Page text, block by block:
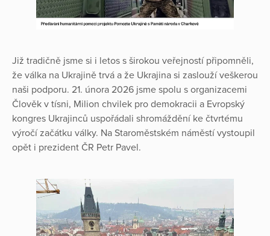
Již tradičně jsme si i letos s širokou veřejností připomněli,
že válka na Ukrajině trvá a že Ukrajina si zaslouží veškerou
naši podporu. 21. února 2026 jsme spolu s organizacemi
Člověk v tísni, Milion chvilek pro demokracii a Evropský
kongres Ukrajinců uspořádali shromáždění ke čtvrtému
výročí začátku války. Na Staroměstském náměstí vystoupil
opět i prezident ČR Petr Pavel.